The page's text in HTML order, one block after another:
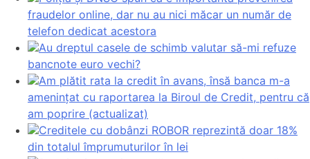
fraudelor online, dar nu au nici măcar un număr de
telefon dedicat acestora
Au dreptul casele de schimb valutar să-mi refuze
bancnote euro vechi?
Am plătit rata la credit în avans, însă banca m-a
amenințat cu raportarea la Biroul de Credit, pentru că
am poprire (actualizat)
Creditele cu dobânzi ROBOR reprezintă doar 18%
din totalul împrumuturilor în lei